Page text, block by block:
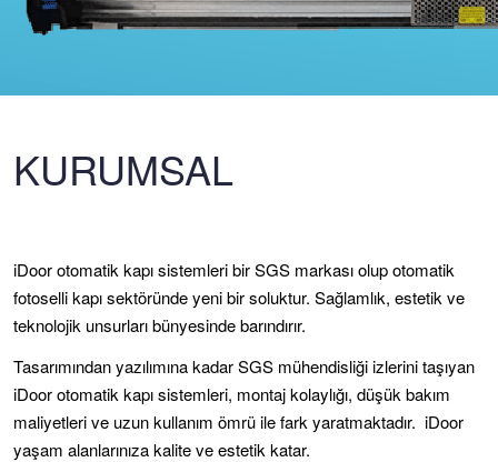
KURUMSAL
iDoor otomatik kapı sistemleri birSGS markası olup otomatik
fotoselli kapı sektöründe yeni bir soluktur. Sağlamlık, estetik ve
teknolojik unsurları bünyesinde barındırır.
Tasarımından yazılımına kadar SGS mühendisliği izlerini taşıyan
iDoor otomatik kapı sistemleri, montaj kolaylığı, düşük bakım
maliyetleri ve uzun kullanım ömrü ile fark yaratmaktadır. iDoor
yaşam alanlarınıza kalite ve estetik katar.